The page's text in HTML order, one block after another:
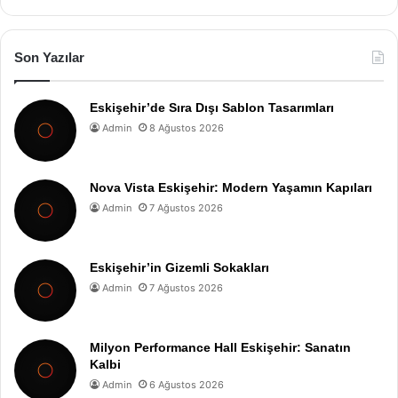
Son Yazılar
Eskişehir’de Sıra Dışı Sablon Tasarımları
Admin 8 Ağustos 2026
Nova Vista Eskişehir: Modern Yaşamın Kapıları
Admin 7 Ağustos 2026
Eskişehir’in Gizemli Sokakları
Admin 7 Ağustos 2026
Milyon Performance Hall Eskişehir: Sanatın
Kalbi
Admin 6 Ağustos 2026